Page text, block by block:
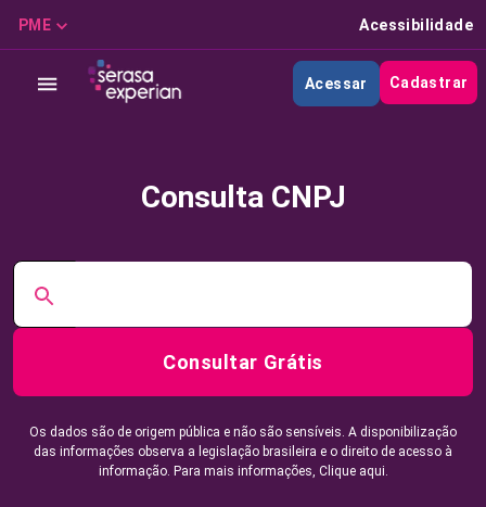
PME Acessibilidade
Acessar Cadastrar
Consulta CNPJ
Consultar Grátis
Os dados são de origem pública e não são sensíveis. A disponibilização
das informações observa a legislação brasileira e o direito de acesso à
informação. Para mais informações, Clique aqui.